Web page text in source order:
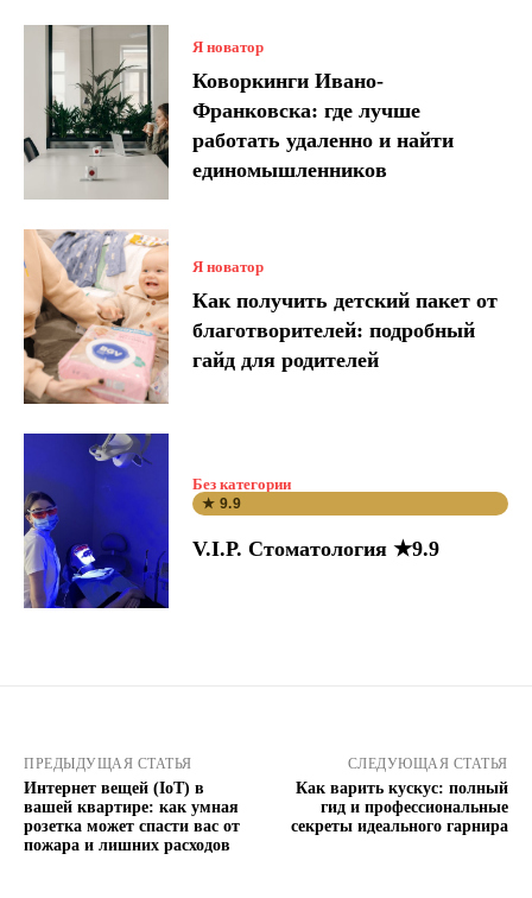
Я новатор
Коворкинги Ивано-
Франковска: где лучше
работать удаленно и найти
единомышленников
Я новатор
Как получить детский пакет от
благотворителей: подробный
гайд для родителей
Без категории
★ 9.9
V.I.P. Стоматология ★9.9
ПРЕДЫДУЩАЯ СТАТЬЯ
Интернет вещей (IoT) в
вашей квартире: как умная
розетка может спасти вас от
пожара и лишних расходов
СЛЕДУЮЩАЯ СТАТЬЯ
Как варить кускус: полный
гид и профессиональные
секреты идеального гарнира